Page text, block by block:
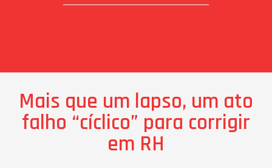
Mais que um lapso, um ato
falho “cíclico” para corrigir
em RH